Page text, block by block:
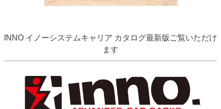
INNO イノーシステムキャリア カタログ最新版ご覧いただけ
ます